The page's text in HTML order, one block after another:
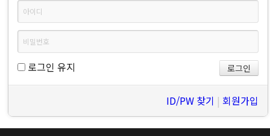
로그인 유지
ID/PW 찾기 | 회원가입